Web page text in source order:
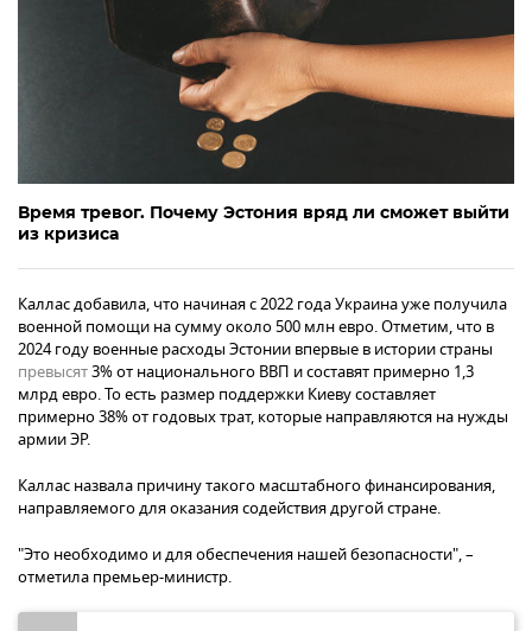
Время тревог. Почему Эстония вряд ли сможет выйти
из кризиса
Каллас добавила, что начиная с 2022 года Украина уже получила
военной помощи на сумму около 500 млн евро. Отметим, что в
2024 году военные расходы Эстонии впервые в истории страны
превысят3% от национального ВВП и составят примерно 1,3
млрд евро. То есть размер поддержки Киеву составляет
примерно 38% от годовых трат, которые направляются на нужды
армии ЭР.
Каллас назвала причину такого масштабного финансирования,
направляемого для оказания содействия другой стране.
"Это необходимо и для обеспечения нашей безопасности", –
отметила премьер-министр.